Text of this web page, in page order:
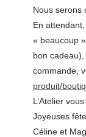
Nous serons
En
« beaucoup
bon
commande,
produit/
L’Atelier
Joyeuses
Céline et